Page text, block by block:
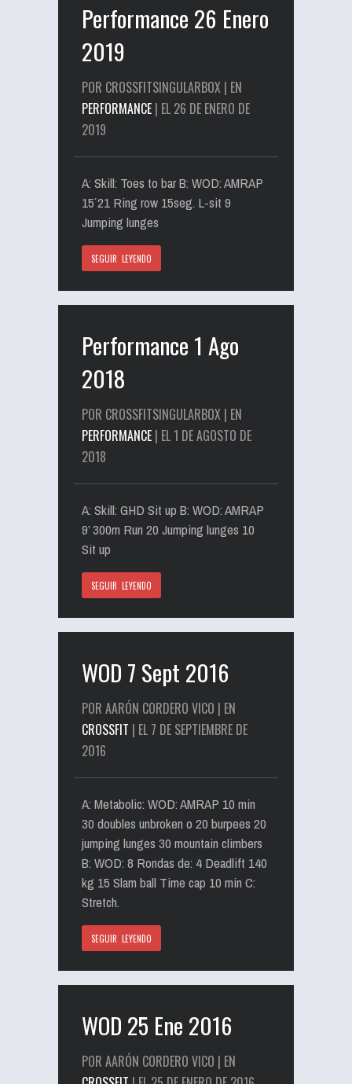
Performance 26 Enero
2019
POR CROSSFITSINGULARBOX | EN
PERFORMANCE | EL 26 DE ENERO DE
2019
A: Skill: Toes to bar B: WOD: AMRAP
15´ 21 Ring row 15seg. L-sit 9
Jumping lunges
SEGUIR LEYENDO
Performance 1 Ago
2018
POR CROSSFITSINGULARBOX | EN
PERFORMANCE | EL 1 DE AGOSTO DE
2018
A: Skill: GHD Sit up B: WOD: AMRAP
9’ 300m Run 20 Jumping lunges 10
Sit up
SEGUIR LEYENDO
WOD 7 Sept 2016
POR AARÓN CORDERO VICO | EN
CROSSFIT | EL 7 DE SEPTIEMBRE DE
2016
A: Metabolic: WOD: AMRAP 10 min
30 doubles unbroken o 20 burpees 20
jumping lunges 30 mountain climbers
B: WOD: 8 Rondas de: 4 Deadlift 140
kg 15 Slam ball Time cap 10 min C:
Stretch.
SEGUIR LEYENDO
WOD 25 Ene 2016
POR AARÓN CORDERO VICO | EN